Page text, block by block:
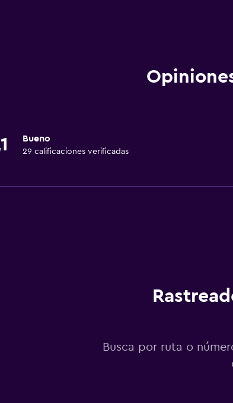
Bueno
29 calificaciones verificadas
Busca por ruta o